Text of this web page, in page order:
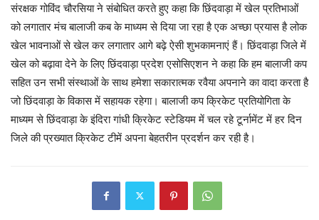
संरक्षक गोविंद चौरसिया ने संबोधित करते हुए कहा कि छिंदवाड़ा में खेल प्रतिभाओं
को लगातार मंच बालाजी कब के माध्यम से दिया जा रहा है एक अच्छा प्रयास है लोक
खेल भावनाओं से खेल कर लगातार आगे बढ़े ऐसी शुभकामनाएं हैं। छिंदवाड़ा जिले में
खेल को बढ़ावा देने के लिए छिंदवाड़ा प्रदेश एसोसिएशन ने कहा कि हम बालाजी कप
सहित उन सभी संस्थाओं के साथ हमेशा सकारात्मक रवैया अपनाने का वादा करता है
जो छिंदवाड़ा के विकास में सहायक रहेगा। बालाजी कप क्रिकेट प्रतियोगिता के
माध्यम से छिंदवाड़ा के इंदिरा गांधी क्रिकेट स्टेडियम में चल रहे टूर्नामेंट में हर दिन
जिले की प्रख्यात क्रिकेट टीमें अपना बेहतरीन प्रदर्शन कर रही है।